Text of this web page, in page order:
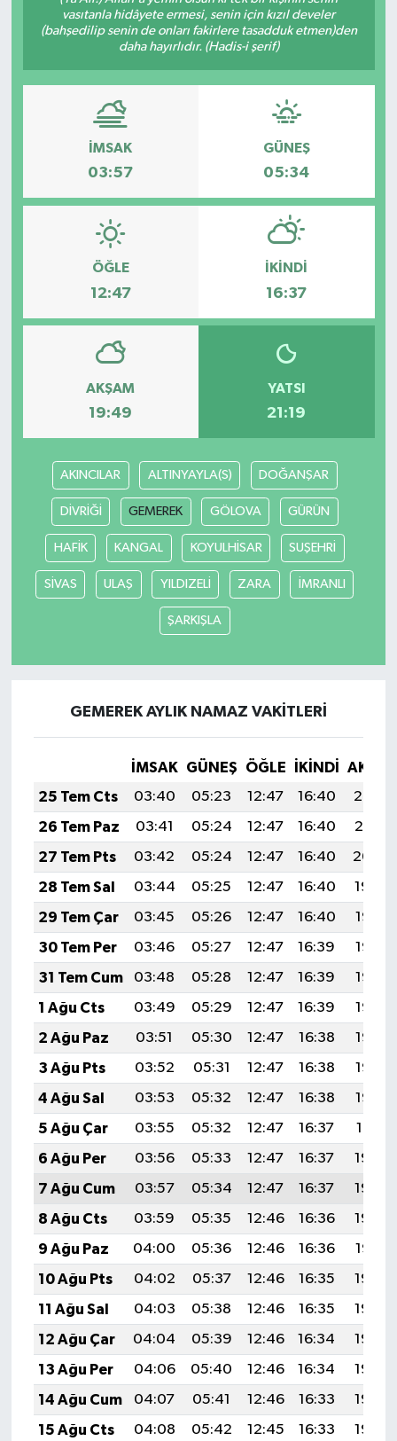
vasıtanla hidâyete ermesi, senin için kızıl develer
(bahşedilip senin de onları fakirlere tasadduk etmen)den
daha hayırlıdır. (Hadis-i şerif)
İMSAK
03:57
GÜNEŞ
05:34
ÖĞLE
12:47
İKINDI
16:37
AKŞAM
19:49
YATSI
21:19
AKINCILAR ALTINYAYLA(S) DOĞANŞAR
DİVRİĞİ GEMEREK GÖLOVA GÜRÜN
HAFİK KANGAL KOYULHİSAR SUŞEHRİ
SİVAS ULAŞ YILDIZELİ ZARA İMRANLI
ŞARKIŞLA
GEMEREK AYLIK NAMAZ VAKITLERI
İMSAK GÜNEŞ ÖĞLE İKINDI
25 Tem Cts
03:40 05:23 12:47 16:40
20:02
26 Tem Paz
03:41 05:24 12:47 16:40
20:01
27 Tem Pts
03:42 05:24 12:47 16:40
20:00
28 Tem Sal
03:44 05:25 12:47 16:40
19:59
29 Tem Çar
03:45 05:26 12:47 16:40
19:58
30 Tem Per
03:46 05:27 12:47 16:39
19:57
31 Tem Cum
03:48 05:28 12:47 16:39
19:57
1 Ağu Cts
03:49 05:29 12:47 16:39
19:56
2 Ağu Paz
03:51 05:30 12:47 16:38
19:55
3 Ağu Pts
03:52 05:31 12:47 16:38
19:53
4 Ağu Sal
03:53 05:32 12:47 16:38
19:52
5 Ağu Çar
03:55 05:32 12:47 16:37
19:51
6 Ağu Per
03:56 05:33 12:47 16:37
19:50
7 Ağu Cum
03:57 05:34 12:47 16:37
19:49
8 Ağu Cts
03:59 05:35 12:46 16:36
19:48
9 Ağu Paz
04:00 05:36 12:46 16:36
19:47
10 Ağu Pts
04:02 05:37 12:46 16:35
19:46
11 Ağu Sal
04:03 05:38 12:46 16:35
19:44
12 Ağu Çar
04:04 05:39 12:46 16:34
19:43
13 Ağu Per
04:06 05:40 12:46 16:34
19:42
14 Ağu Cum
04:07 05:41 12:46 16:33
19:40
15 Ağu Cts
04:08 05:42 12:45 16:33
19:39
Siyaset
Kültür Sanat
Korkut
Bulanık
Malazgirt
Varto